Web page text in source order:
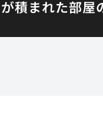
積まれた部屋